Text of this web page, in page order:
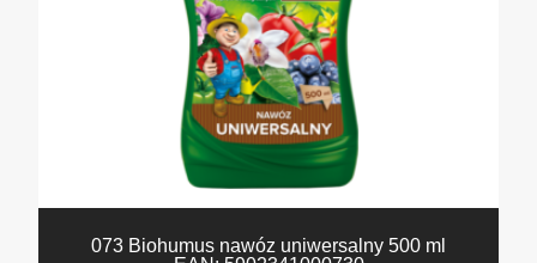
073 Biohumus nawóz uniwersalny 500 ml